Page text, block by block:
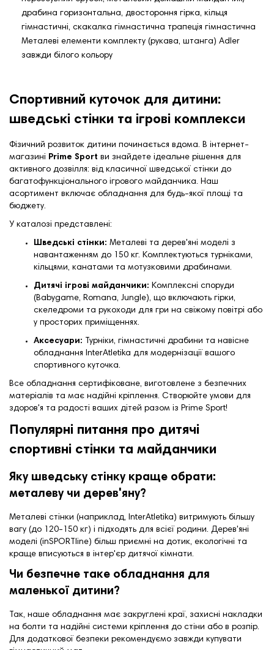
драбина горизонтальна, двостороння гірка, кільця
гімнастичні, скакалка гімнастична трапеція гімнастична
Металеві елементи комплекту (рукава, штанга) Adler
завжди білого кольору
Спортивний куточок для дитини:
шведські стінки та ігрові комплекси
Фізичний розвиток дитини починається вдома. В інтернет-
магазині Prime Sport ви знайдете ідеальне рішення для
активного дозвілля: від класичної шведської стінки до
багатофункціонального ігрового майданчика. Наш
асортимент включає обладнання для будь-якої площі та
бюджету.
У каталозі представлені:
Шведські стінки: Металеві та дерев'яні моделі з
навантаженням до 150 кг. Комплектуються турніками,
кільцями, канатами та мотузковими драбинами.
Дитячі ігрові майданчики: Комплексні споруди
(Babygame, Romana, Jungle), що включають гірки,
скеледроми та рукоходи для гри на свіжому повітрі або
у просторих приміщеннях.
Аксесуари: Турніки, гімнастичні драбини та навісне
обладнання InterAtletika для модернізації вашого
спортивного куточка.
Все обладнання сертифіковане, виготовлене з безпечних
матеріалів та має надійні кріплення. Створюйте умови для
здоров'я та радості ваших дітей разом із Prime Sport!
Популярні питання про дитячі
спортивні стінки та майданчики
Яку шведську стінку краще обрати:
металеву чи дерев'яну?
Металеві стінки (наприклад, InterAtletika) витримують більшу
вагу (до 120-150 кг) і підходять для всієї родини. Дерев'яні
моделі (inSPORTline) більш приємні на дотик, екологічні та
краще вписуються в інтер'єр дитячої кімнати.
Чи безпечне таке обладнання для
маленької дитини?
Так, наше обладнання має закруглені краї, захисні накладки
на болти та надійні системи кріплення до стіни або в розпір.
Для додаткової безпеки рекомендуємо завжди купувати